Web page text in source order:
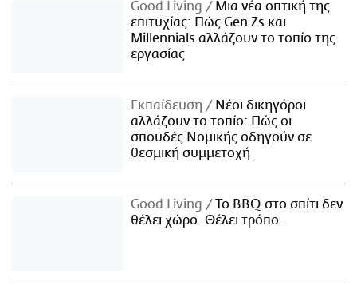
Good Living
Μια νέα οπτική της
επιτυχίας: Πώς Gen Zs και
Millennials αλλάζουν το τοπίο της
εργασίας
Εκπαίδευση
Νέοι δικηγόροι
αλλάζουν το τοπίο: Πώς οι
σπουδές Νομικής οδηγούν σε
θεσμική συμμετοχή
Good Living
Το BBQ στο σπίτι δεν
θέλει χώρο. Θέλει τρόπο.